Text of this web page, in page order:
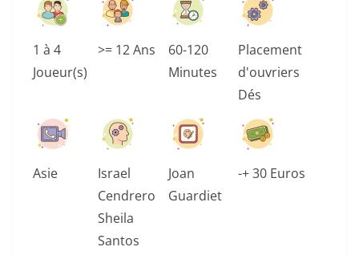
1 à 4
Joueur(s)
>= 12 Ans
60-120
Minutes
Placement
d'ouvriers
Dés
Asie
Israel
Cendrero
Sheila
Santos
Joan
Guardiet
-+ 30 Euros